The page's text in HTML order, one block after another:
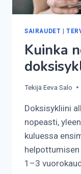
SAIRAUDET |
Kuinka
Tekijä Eeva Salo
Doksisykliini
nopeasti,
kuluessa
1–3